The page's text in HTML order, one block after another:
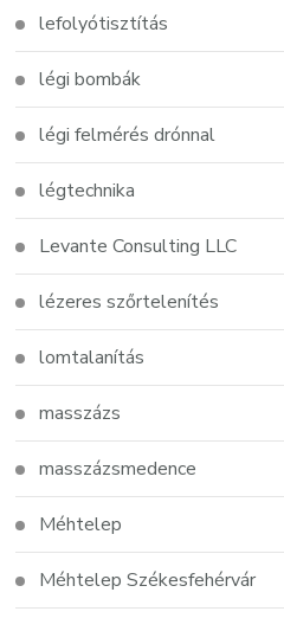
lefolyótisztítás
légi bombák
légi felmérés drónnal
légtechnika
Levante Consulting LLC
lézeres szőrtelenítés
lomtalanítás
masszázs
masszázsmedence
Méhtelep
Méhtelep Székesfehérvár